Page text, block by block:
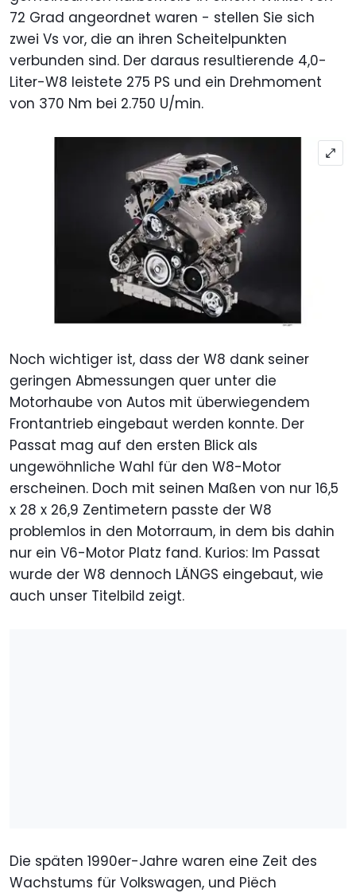
72 Grad angeordnet waren - stellen Sie sich
zwei Vs vor, die an ihren Scheitelpunkten
verbunden sind. Der daraus resultierende 4,0-
Liter-W8 leistete 275 PS und ein Drehmoment
von 370 Nm bei 2.750 U/min.
Noch wichtiger ist, dass der W8 dank seiner
geringen Abmessungen quer unter die
Motorhaube von Autos mit überwiegendem
Frontantrieb eingebaut werden konnte. Der
Passat mag auf den ersten Blick als
ungewöhnliche Wahl für den W8-Motor
erscheinen. Doch mit seinen Maßen von nur 16,5
x 28 x 26,9 Zentimetern passte der W8
problemlos in den Motorraum, in dem bis dahin
nur ein V6-Motor Platz fand. Kurios: Im Passat
wurde der W8 dennoch LÄNGS eingebaut, wie
auch unser Titelbild zeigt.
Die späten 1990er-Jahre waren eine Zeit des
Wachstums für Volkswagen, und Piëch